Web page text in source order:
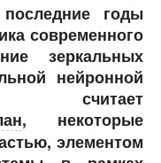
годы
современного
зеркальных
нейронной
, некоторые
элементом